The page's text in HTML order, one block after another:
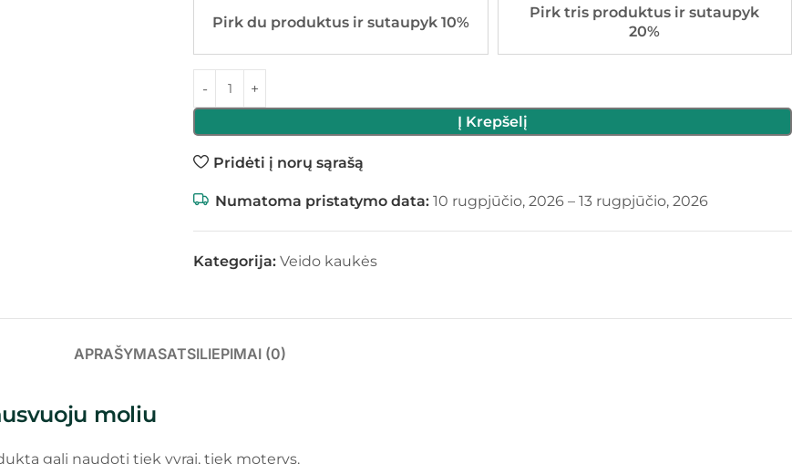
Pirk du produktus ir sutaupyk 10%
Pirk tris produktus ir sutaupyk
20%
Į Krepšelį
Pridėti į norų sąrašą
Numatoma pristatymo data: 10 rugpjūčio, 2026 – 13 rugpjūčio, 2026
Kategorija: Veido kaukės
APRAŠYMASATSILIEPIMAI (0)
moliu
gali naudoti tiek vyrai, tiek moterys.